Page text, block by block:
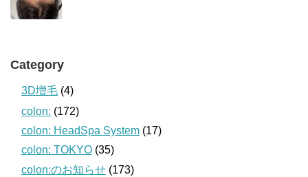
Category
3D増毛 (4)
colon: (172)
colon: HeadSpa System (17)
colon: TOKYO (35)
colon:のお知らせ (173)